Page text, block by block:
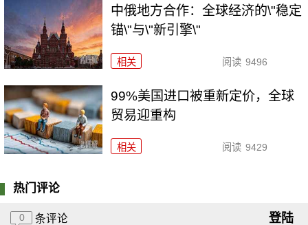
中俄地方合作：全球经济的\"稳定
锚\"与\"新引擎\"
相关 阅读 9496
99%美国进口被重新定价，全球
贸易迎重构
相关 阅读 9429
热门评论
0 条评论 登陆